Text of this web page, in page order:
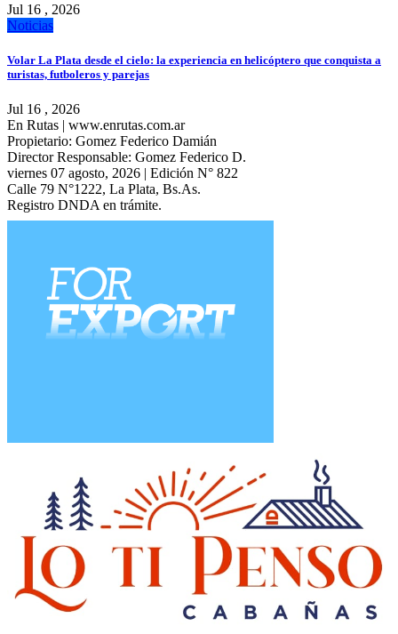
Jul 16 , 2026
Noticias
Volar La Plata desde el cielo: la experiencia en helicóptero que conquista a
turistas, futboleros y parejas
Jul 16 , 2026
En Rutas | www.enrutas.com.ar
Propietario: Gomez Federico Damián
Director Responsable: Gomez Federico D.
viernes 07 agosto, 2026 | Edición N° 822
Calle 79 N°1222, La Plata, Bs.As.
Registro DNDA en trámite.